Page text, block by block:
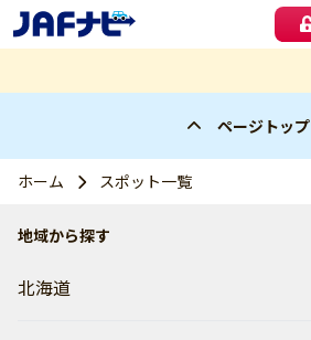
ページトップ
ホーム スポット一覧
地域から探す
北海道